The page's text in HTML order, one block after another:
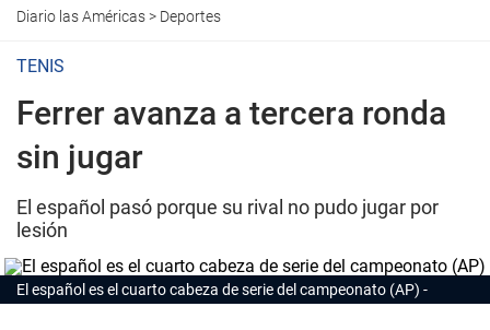
Diario las Américas> Deportes
TENIS
Ferrer avanza a tercera ronda
sin jugar
El español pasó porque su rival no pudo jugar por
lesión
El español es el cuarto cabeza de serie del campeonato (AP)